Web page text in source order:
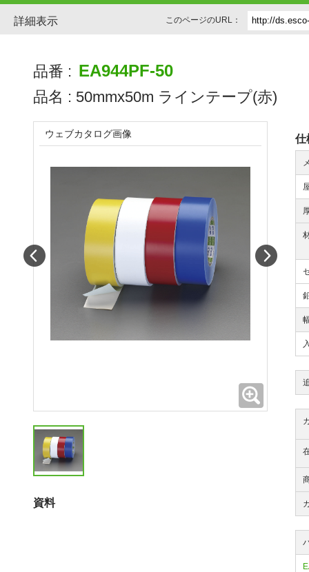
詳細表示 このページのURL：
品番 : EA944PF-50
品名 : 50mmx50m ラインテープ(赤)
仕
ウェブカタログ画像
資料